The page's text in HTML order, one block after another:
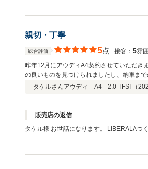
親切・丁寧
総合評価 5点 接客： 5雰
昨年12月にアウディA4契約させていただき
の良いものを見つけられましたし、納車ま
い為分からず...といった感じです。 ですが
タケルさんアウディ A4 2.0 TFSI （
販売店の返信
タケル様 お世話になります。 LIBERALAつくばの董です。 昨年年末アウディA4セダンをご購入していただき、誠に有難うございました。 そして、家族までも、ご協力してくださっ